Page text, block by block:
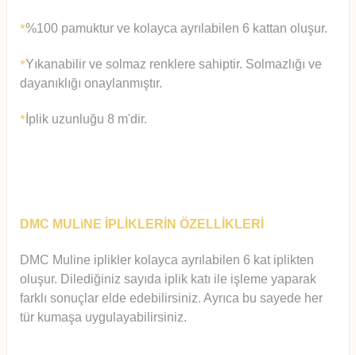
*%100 pamuktur ve kolayca ayrılabilen 6 kattan oluşur.
*Yıkanabilir ve solmaz renklere sahiptir. Solmazlığı ve
dayanıklığı onaylanmıştır.
* İplik uzunluğu 8 m'dir.
DMC MULiNE İPLİKLERİN ÖZELLİKLERİ
DMC Muline iplikler kolayca ayrılabilen 6 kat iplikten
oluşur. Dilediğiniz sayıda iplik katı ile işleme yaparak
farklı sonuçlar elde edebilirsiniz. Ayrıca bu sayede her
tür kumaşa uygulayabilirsiniz.